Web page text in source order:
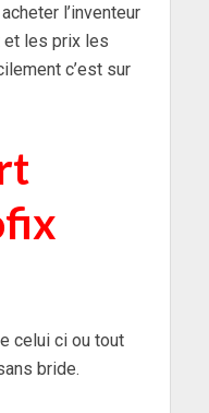
l’inventeur
et les prix les
c’est sur
celui ci ou tout
bride.